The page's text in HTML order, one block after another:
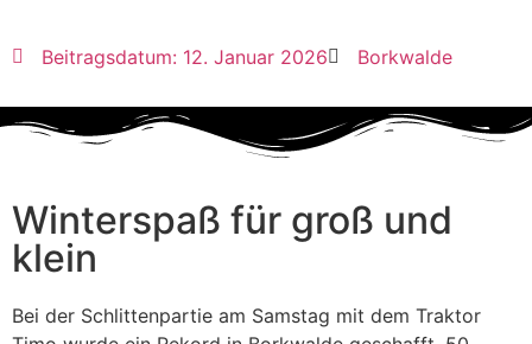
Beitragsdatum: 12. Januar 2026 Borkwalde
Winterspaß für groß und
klein
Bei der Schlittenpartie am Samstag mit dem Traktor